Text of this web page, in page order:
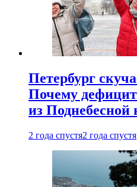
Петербург
Почему дефицит
из Поднебесной
2 года спустя2 года спустя